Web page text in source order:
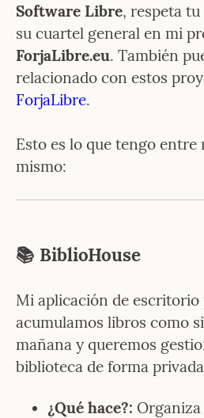
Software Libre, respeta
ForjaLibre.eu. También
relacionado con estos
ForjaLibre.
Esto es lo que tengo entre
mismo:
📚 BiblioHouse
Mi aplicación de escritorio
acumulamos libros como
mañana y queremos
biblioteca de forma
¿Qué hace?: